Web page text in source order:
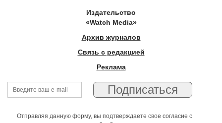
Издательство
«Watch Media»
Архив журналов
Связь с редакцией
Реклама
Отправляя данную форму, вы подтверждаете свое согласие с